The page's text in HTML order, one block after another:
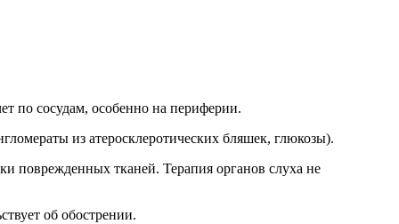
по сосудам, особенно на периферии.
из атеросклеротических бляшек, глюкозы).
поврежденных тканей. Терапия органов слуха не
об обострении.